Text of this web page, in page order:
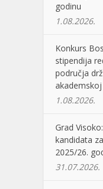
godinu
1.08.2026.
Konkurs
stipendija
područja
1.08.2026.
Grad
kandidata
2025/26.
31.07.2026.